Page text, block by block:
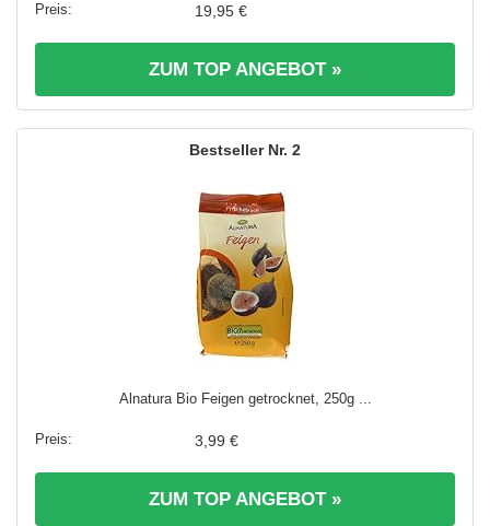
19,95 €
ZUM TOP ANGEBOT »
2
Alnatura Bio Feigen getrocknet, 250g ...
3,99 €
ZUM TOP ANGEBOT »